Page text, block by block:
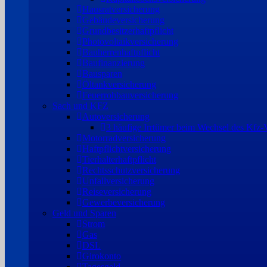
Hausratversicherung
Gebäudeversicherung
Grundbesitzerhaftpflicht
Photovoltaikversicherung
Bauherrenhaftpflicht
Baufinanzierung
Bausparen
Öltankversicherung
Feuerrohbauversicherung
Sach und KFZ
Autoversicherung
3 häufige Irrtümer beim Wechsel des Kfz-
Motorradversicherung
Haftpflichtversicherung
Tierhalterhaftpflicht
Rechtsschutzversicherung
Unfallversicherung
Reiseversicherung
Gewerbeversicherung
Geld und Sparen
Strom
Gas
DSL
Girokonto